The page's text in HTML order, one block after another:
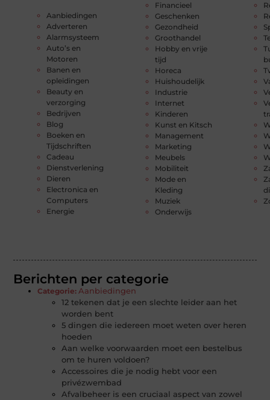
Aanbiedingen
Adverteren
Alarmsysteem
Auto’s en
Motoren
Banen en
opleidingen
Beauty en
verzorging
Bedrijven
Blog
Boeken en
Tijdschriften
Cadeau
Dienstverlening
Dieren
Electronica en
Computers
Energie
Financieel
Geschenken
Gezondheid
Groothandel
Hobby en vrije
tijd
Horeca
Huishoudelijk
Industrie
Internet
Kinderen
Kunst en Kitsch
Management
Marketing
Meubels
Mobiliteit
Mode en
Kleding
Muziek
Onderwijs
Berichten per categorie
Categorie: Aanbiedingen
12 tekenen dat je een slechte leider aan het
worden bent
5 dingen die iedereen moet weten over heren
hoeden
Aan welke voorwaarden moet een bestelbus
om te huren voldoen?
Accessoires die je nodig hebt voor een
privézwembad
Afvalbeheer is een cruciaal aspect van zowel